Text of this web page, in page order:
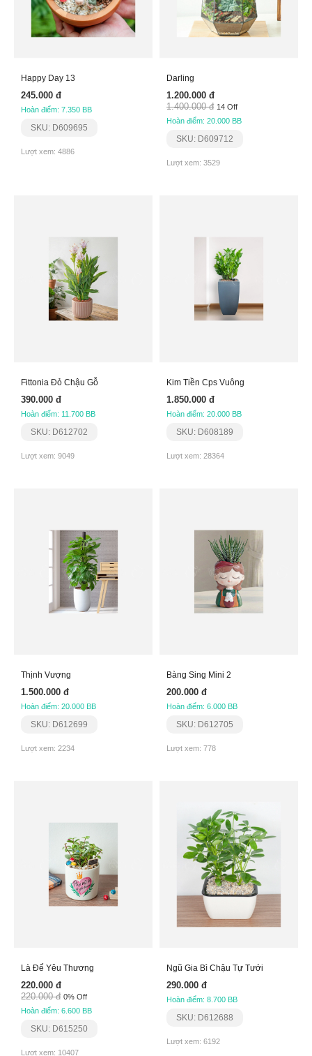
Happy Day 13
245.000 đ
Hoàn điểm: 7.350 BB
SKU: D609695
Lượt xem: 4886
Darling
1.200.000 đ
1.400.000 đ 14 Off
Hoàn điểm: 20.000 BB
SKU: D609712
Lượt xem: 3529
Fittonia Đỏ Chậu Gỗ
390.000 đ
Hoàn điểm: 11.700 BB
SKU: D612702
Lượt xem: 9049
Kim Tiền Cps Vuông
1.850.000 đ
Hoàn điểm: 20.000 BB
SKU: D608189
Lượt xem: 28364
Thịnh Vượng
1.500.000 đ
Hoàn điểm: 20.000 BB
SKU: D612699
Lượt xem: 2234
Bàng Sing Mini 2
200.000 đ
Hoàn điểm: 6.000 BB
SKU: D612705
Lượt xem: 778
Là Để Yêu Thương
220.000 đ
220.000 đ 0% Off
Hoàn điểm: 6.600 BB
SKU: D615250
Lượt xem: 10407
Ngũ Gia Bì Chậu Tự Tưới
290.000 đ
Hoàn điểm: 8.700 BB
SKU: D612688
Lượt xem: 6192